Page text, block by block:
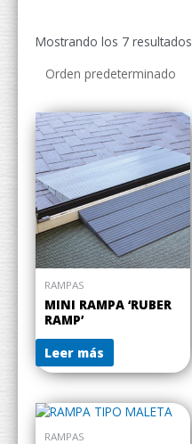
Mostrando los 7 resultados
RAMPAS
MINI RAMPA ‘RUBER
RAMP’
Leer más
RAMPAS